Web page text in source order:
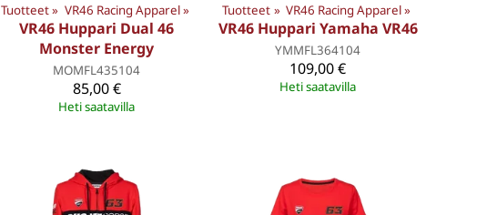
Tuotteet‪» VR46 Racing Apparel‪»
VR46 Huppari Dual 46
Monster Energy
MOMFL435104
85,00 €
Heti saatavilla
Tuotteet ‪» VR46 Racing Apparel‪»
VR46 Huppari Yamaha VR46
YMMFL364104
109,00 €
Heti saatavilla